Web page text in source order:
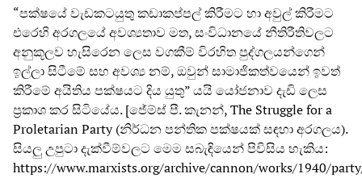
“පක්ෂයේ වැඩකටයුතු කඩාකප්පල් කිරීමට හා අවුල් කිරීමට
එරෙහි අරගලයේ අවශ්‍යතාව මත, සංවිධානයේ නීතිරීතිවලට
අනුකූලව හැසිරෙන ලෙස වගකීම් විරහිත පුද්ගලයන්ගෙන්
ඉල්ලා සිටීමේ සහ අවශ්‍ය නම්, ඔවුන් සාමාජිකත්වයෙන් ඉවත්
කිරීමේ අයිතිය පක්ෂයට දිය යුතු” යයි යෝජනාව දැඩි ලෙස
ප්‍රකාශ කර සිටියේය. [ජේම්ස් පී. කැනන්, The Struggle for a
Proletarian Party (නිර්ධන පන්තික පක්ෂයක් සඳහා අරගලය).
සියලු උපුටා දැක්වීම්වලට මෙම සබැඳියෙන් පිවිසිය හැකිය:
https://www.marxists.org/archive/cannon/works/1940/